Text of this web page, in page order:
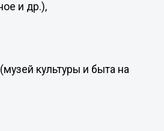
и др.),
культуры и быта на